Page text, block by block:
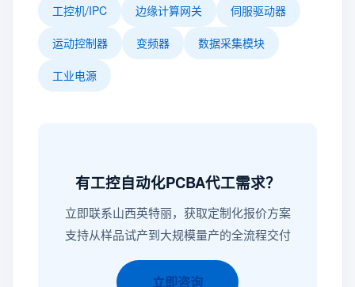
工控机/IPC 边缘计算网关 伺服驱动器
运动控制器 变频器 数据采集模块
工业电源
有工控自动化PCBA代工需求？
立即联系山西英特丽，获取定制化报价方案
支持从样品试产到大规模量产的全流程交付
立即咨询